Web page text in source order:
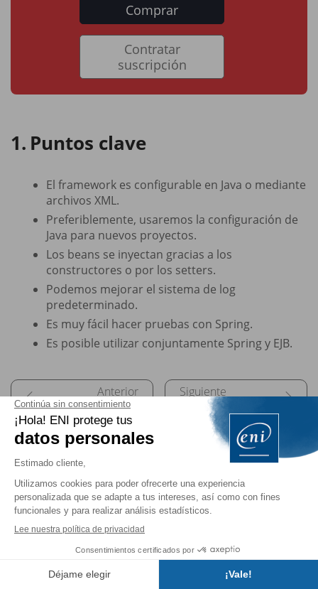
Comprar
Contratar
suscripción
Puntos clave
El framework es configurable en Java o mediante
archivos XML.
Preferiblemente, usaremos la configuración de
Java para nuevos proyectos.
Los beans se inyectan gracias a los
constructores o por los setters.
Podemos mejorar el sistema de log
predeterminado.
Es muy fácil hacer pruebas con Spring.
Es posible utilizar conjuntamente Spring y EJB.
Recordatorios sobre elementos externos a Spring
Versión online digital
gratis por la compra deun libro impreso
todos los libros online y
vídeos